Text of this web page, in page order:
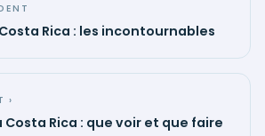
Rica : les incontournables
›
Costa Rica : que voir et que faire